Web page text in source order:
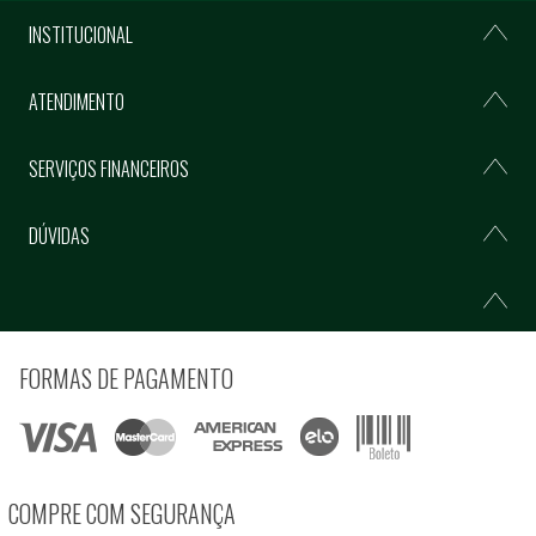
INSTITUCIONAL
ATENDIMENTO
SERVIÇOS FINANCEIROS
DÚVIDAS
FORMAS DE PAGAMENTO
COMPRE COM SEGURANÇA